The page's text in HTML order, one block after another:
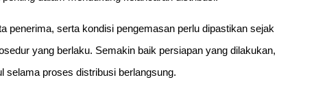
penerima, serta kondisi pengemasan perlu dipastikan sejak
yang berlaku. Semakin baik persiapan yang dilakukan,
selama proses distribusi berlangsung.